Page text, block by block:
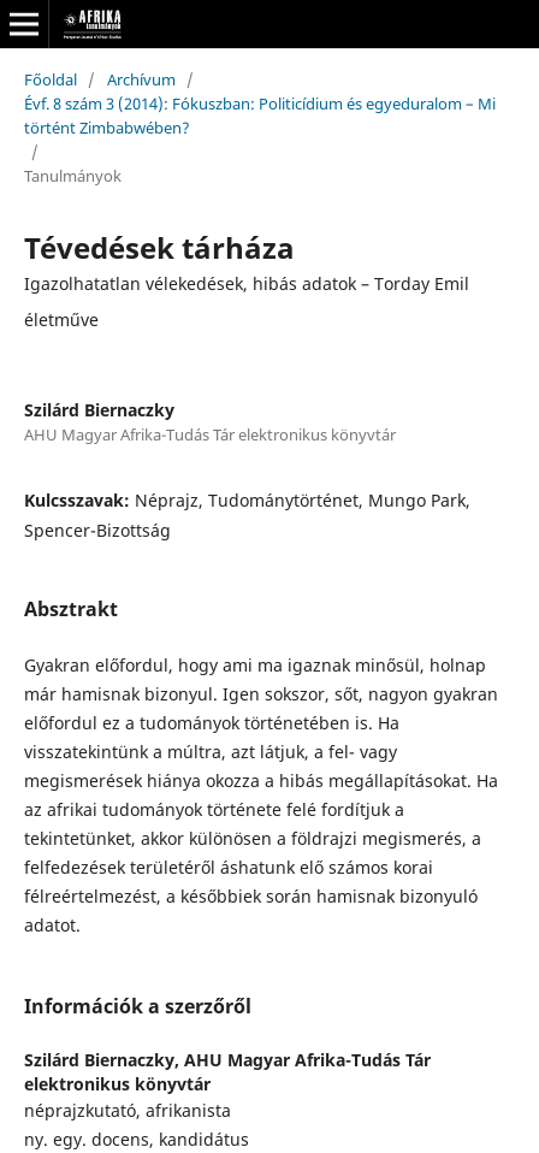
Főoldal / Archívum /
Évf. 8 szám 3 (2014): Fókuszban: Politicídium és egyeduralom – Mi
történt Zimbabwében?
/
Tanulmányok
Tévedések tárháza
Igazolhatatlan vélekedések, hibás adatok – Torday Emil
életműve
Szilárd Biernaczky
AHU Magyar Afrika-Tudás Tár elektronikus könyvtár
Kulcsszavak: Néprajz, Tudománytörténet, Mungo Park,
Spencer-Bizottság
Absztrakt
Gyakran előfordul, hogy ami ma igaznak minősül, holnap
már hamisnak bizonyul. Igen sokszor, sőt, nagyon gyakran
előfordul ez a tudományok történetében is. Ha
visszatekintünk a múltra, azt látjuk, a fel- vagy
megismerések hiánya okozza a hibás megállapításokat. Ha
az afrikai tudományok története felé fordítjuk a
tekintetünket, akkor különösen a földrajzi megismerés, a
felfedezések területéről áshatunk elő számos korai
félreértelmezést, a későbbiek során hamisnak bizonyuló
adatot.
Információk a szerzőről
Szilárd Biernaczky, AHU Magyar Afrika-Tudás Tár
elektronikus könyvtár
néprajzkutató, afrikanista
ny. egy. docens, kandidátus